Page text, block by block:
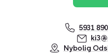
5931
Nybolig